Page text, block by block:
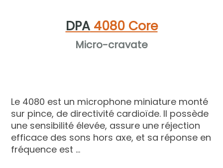
DPA4080 Core
Micro-cravate
Le 4080 est un microphone miniature monté
sur pince, de directivité cardioïde. Il possède
une sensibilité élevée, assure une réjection
efficace des sons hors axe, et sa réponse en
fréquence est ...